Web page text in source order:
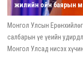
жилийн ойн баярын
Монгол Улсын
салбарын үе үеийн
Монгол Улсад нисэх хүчин